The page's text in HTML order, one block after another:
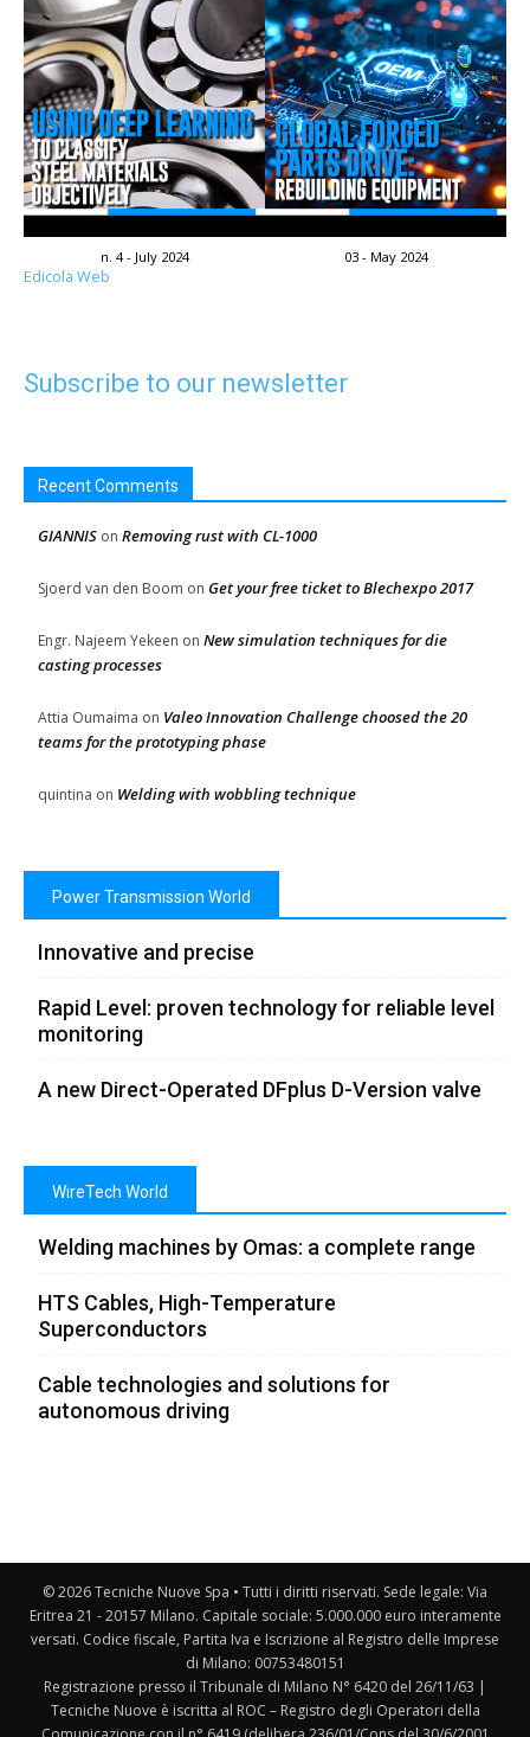
n. 4 - July 2024 03 - May 2024
Edicola Web
Subscribe to our newsletter
Recent Comments
GIANNIS on Removing rust with CL-1000
Sjoerd van den Boom on Get your free ticket to Blechexpo 2017
Engr. Najeem Yekeen on New simulation techniques for die
casting processes
Attia Oumaima on Valeo Innovation Challenge choosed the 20
teams for the prototyping phase
quintina on Welding with wobbling technique
Power Transmission World
Innovative and precise
Rapid Level: proven technology for reliable level
monitoring
A new Direct-Operated DFplus D-Version valve
WireTech World
Welding machines by Omas: a complete range
HTS Cables, High-Temperature
Superconductors
Cable technologies and solutions for
autonomous driving
© 2026 Tecniche Nuove Spa • Tutti i diritti riservati. Sede legale: Via
Eritrea 21 - 20157 Milano. Capitale sociale: 5.000.000 euro interamente
versati. Codice fiscale, Partita Iva e Iscrizione al Registro delle Imprese
di Milano: 00753480151
Registrazione presso il Tribunale di Milano N° 6420 del 26/11/63 |
Tecniche Nuove è iscritta al ROC – Registro degli Operatori della